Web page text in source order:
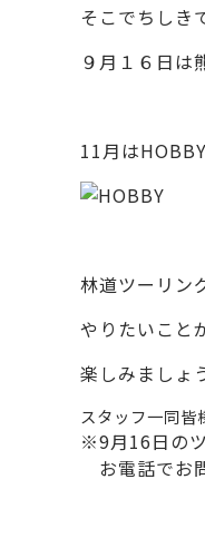
そこでちしき
９月１６日は
11月は
林道ツーリン
やりたいこと
楽しみましょ
スタッフ一同皆
※9月16日の
お電話でお